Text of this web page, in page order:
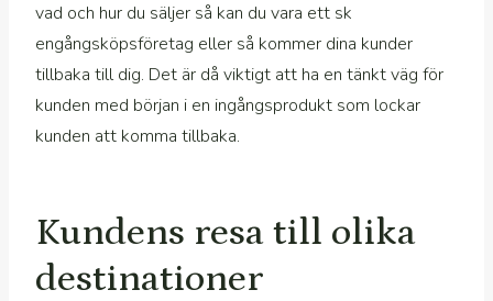
vad och hur du säljer så kan du vara ett sk
engångsköpsföretag eller så kommer dina kunder
tillbaka till dig. Det är då viktigt att ha en tänkt väg för
kunden med början i en ingångsprodukt som lockar
kunden att komma tillbaka.
Kundens resa till olika
destinationer